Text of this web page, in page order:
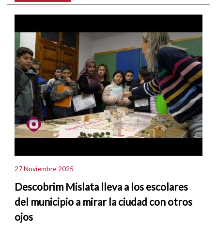
27 Noviembre 2025
Descobrim Mislata lleva a los escolares
del municipio a mirar la ciudad con otros
ojos